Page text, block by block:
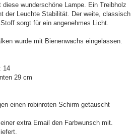
wunderschöne Lampe. Ein Treibholz
der Leuchte Stabilität. Der weite, classisch
sorgt für ein angenehmes Licht.
wurde mit Bienenwachs eingelassen.
14
29 cm
einen robinroten Schirm getauscht
extra Email den Farbwunsch mit.